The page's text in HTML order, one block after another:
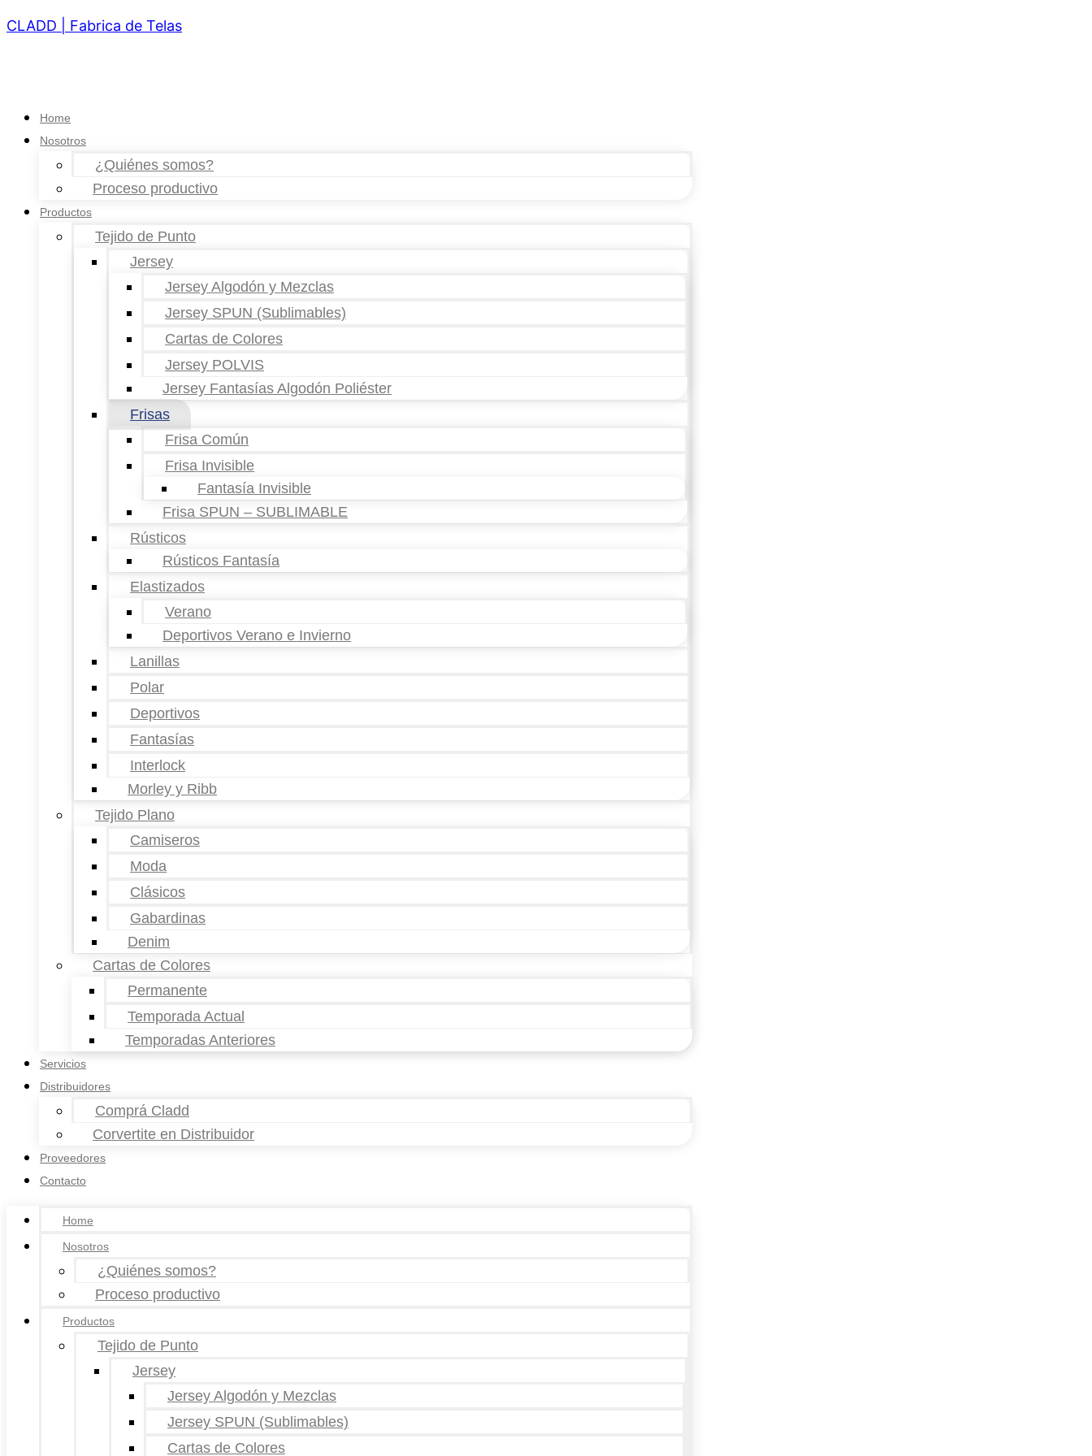
CLADD | Fabrica de Telas
Home
Nosotros
¿Quiénes somos?
Proceso productivo
Productos
Tejido de Punto
Jersey
Jersey Algodón y Mezclas
Jersey SPUN (Sublimables)
Cartas de Colores
Jersey POLVIS
Jersey Fantasías Algodón Poliéster
Frisas
Frisa Común
Frisa Invisible
Fantasía Invisible
Frisa SPUN – SUBLIMABLE
Rústicos
Rústicos Fantasía
Elastizados
Verano
Deportivos Verano e Invierno
Lanillas
Polar
Deportivos
Fantasías
Interlock
Morley y Ribb
Tejido Plano
Camiseros
Moda
Clásicos
Gabardinas
Denim
Cartas de Colores
Permanente
Temporada Actual
Temporadas Anteriores
Servicios
Distribuidores
Comprá Cladd
Corvertite en Distribuidor
Proveedores
Contacto
Home
Nosotros
¿Quiénes somos?
Proceso productivo
Productos
Tejido de Punto
Jersey
Jersey Algodón y Mezclas
Jersey SPUN (Sublimables)
Cartas de Colores